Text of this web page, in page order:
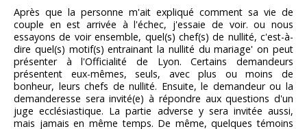
Après que la personne m'ait expliqué comment sa vie de
couple en est arrivée à l'échec, j'essaie de voir. ou nous
essayons de voir ensemble, quel(s) chef(s) de nullité, c'est-à-
dire quel(s) motif(s) entrainant la nullité du mariage' on peut
présenter à l'Officialité de Lyon. Certains demandeurs
présentent eux-mêmes, seuls, avec plus ou moins de
bonheur, leurs chefs de nullité. Ensuite, le demandeur ou la
demanderesse sera invité(e) à répondre aux questions d'un
juge ecclésiastique. La partie adverse y sera invitée aussi,
mais jamais en même temps. De même, quelques témoins